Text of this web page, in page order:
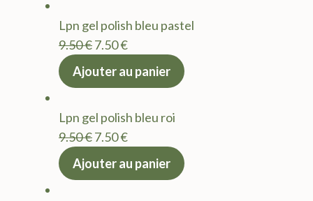
9.50 €.7.50 €.
Lpn gel polish bleu pastel
9.50€Le
prix
9.50 €.
7.50€Le
actuel
7.50 €.
Ajouter au panier
Lpn gel polish bleu roi
9.50€Le
prix
7.50€Le
actuel
Ajouter au panier